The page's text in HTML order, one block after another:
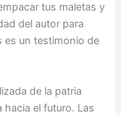
tus maletas y
del autor para
es un testimonio de
de la patria
hacia el futuro. Las